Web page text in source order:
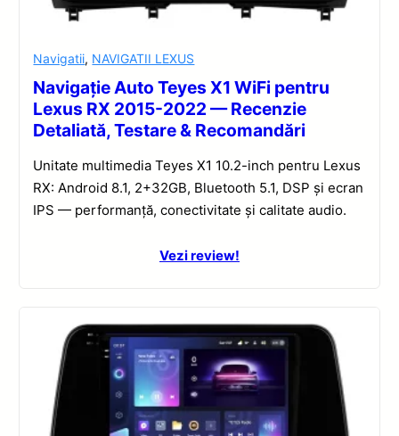
Navigatii, NAVIGATII LEXUS
Navigație Auto Teyes X1 WiFi pentru
Lexus RX 2015-2022 — Recenzie
Detaliată, Testare & Recomandări
Unitate multimedia Teyes X1 10.2-inch pentru Lexus
RX: Android 8.1, 2+32GB, Bluetooth 5.1, DSP și ecran
IPS — performanță, conectivitate și calitate audio.
Vezi review!